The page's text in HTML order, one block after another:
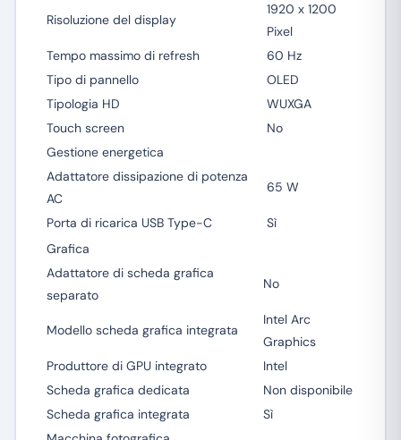
Risoluzione del display
1920 x 1200
Pixel
Tempo massimo di refresh
60 Hz
Tipo di pannello
OLED
Tipologia HD
WUXGA
Touch screen
No
Gestione energetica
Adattatore dissipazione di potenza
AC
65 W
Porta di ricarica USB Type-C
Sì
Grafica
Adattatore di scheda grafica
separato
No
Modello scheda grafica integrata
Intel Arc
Graphics
Produttore di GPU integrato
Intel
Scheda grafica dedicata
Non disponibile
Scheda grafica integrata
Sì